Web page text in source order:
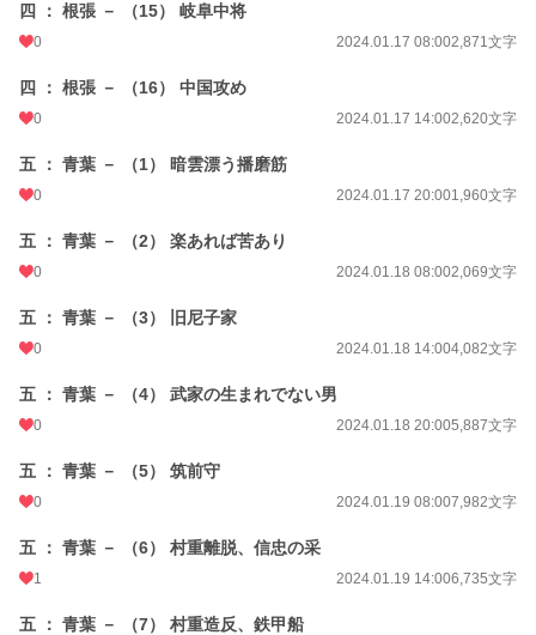
四 ： 根張 － （15） 岐阜中将
0 2024.01.17 08:002,871文字
四 ： 根張 － （16） 中国攻め
0 2024.01.17 14:002,620文字
五 ： 青葉 － （1） 暗雲漂う播磨筋
0 2024.01.17 20:001,960文字
五 ： 青葉 － （2） 楽あれば苦あり
0 2024.01.18 08:002,069文字
五 ： 青葉 － （3） 旧尼子家
0 2024.01.18 14:004,082文字
五 ： 青葉 － （4） 武家の生まれでない男
0 2024.01.18 20:005,887文字
五 ： 青葉 － （5） 筑前守
0 2024.01.19 08:007,982文字
五 ： 青葉 － （6） 村重離脱、信忠の采
1 2024.01.19 14:006,735文字
五 ： 青葉 － （7） 村重造反、鉄甲船